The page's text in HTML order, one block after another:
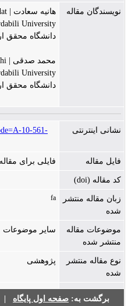
نویسندگان مقاله
هانیه سعادت | Haniyeh Saadat
University
دانشگاه محقق
محمد صدقی | Mohammad Sedghi
University
دانشگاه محقق
نشانی اینترنتی
10-561-
فایل مقاله فایلی برای
کد مقاله (doi)
زبان مقاله منتشر
شده
موضوعات مقاله
منتشر شده
سایر موضوعات
نوع مقاله منتشر
شده
پژوهشی
برگشت به:صفحه اول پایگاه|